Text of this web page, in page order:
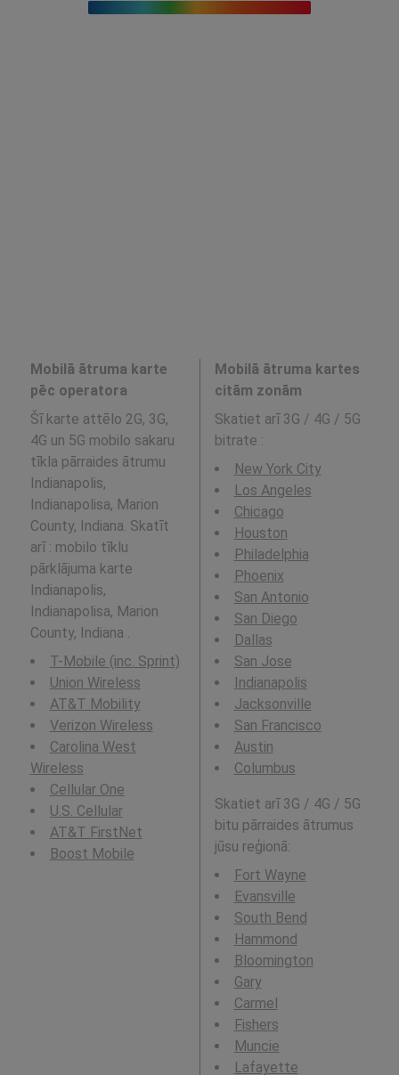
Mobilā ātruma karte
pēc operatora
Šī karte attēlo 2G, 3G,
4G un 5G mobilo sakaru
tīkla pārraides ātrumu
Indianapolis,
Indianapolisa, Marion
County, Indiana. Skatīt
arī : mobilo tīklu
pārklājuma karte
Indianapolis,
Indianapolisa, Marion
County, Indiana .
T-Mobile (inc. Sprint)
Union Wireless
AT&T Mobility
Verizon Wireless
Carolina West
Wireless
Cellular One
U.S. Cellular
AT&T FirstNet
Boost Mobile
Mobilā ātruma kartes
citām zonām
Skatiet arī 3G / 4G / 5G
bitrate :
New York City
Los Angeles
Chicago
Houston
Philadelphia
Phoenix
San Antonio
San Diego
Dallas
San Jose
Indianapolis
Jacksonville
San Francisco
Austin
Columbus
Skatiet arī 3G / 4G / 5G
bitu pārraides ātrumus
jūsu reģionā:
Fort Wayne
Evansville
South Bend
Hammond
Bloomington
Gary
Carmel
Fishers
Muncie
Lafayette